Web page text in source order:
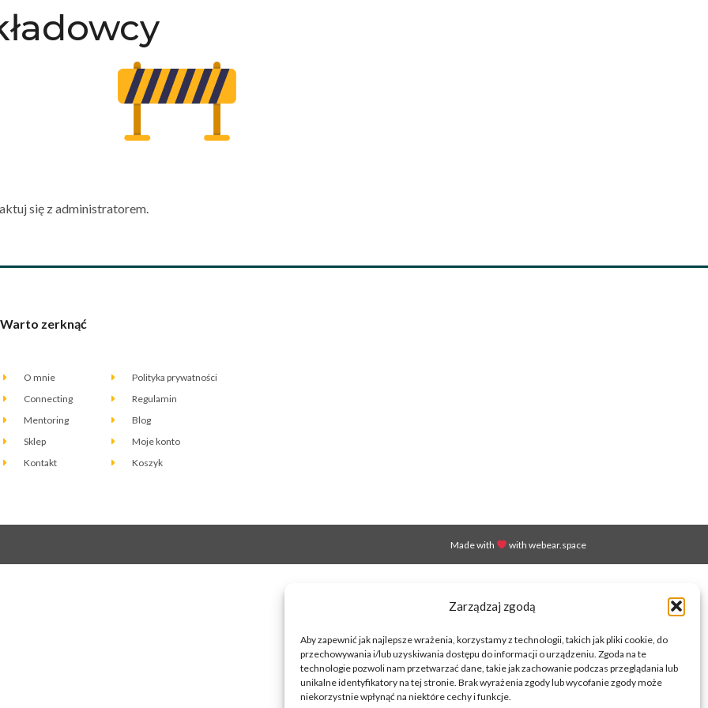
Zarządzaj zgodą
Aby zapewnić jak najlepsze wrażenia, korzystamy z technologii, takich jak pliki cookie, do
przechowywania i/lub uzyskiwania dostępu do informacji o urządzeniu. Zgoda na te
technologie pozwoli nam przetwarzać dane, takie jak zachowanie podczas przeglądania lub
unikalne identyfikatory na tej stronie. Brak wyrażenia zgody lub wycofanie zgody może
niekorzystnie wpłynąć na niektóre cechy i funkcje.
się z administratorem.
Warto zerknąć
O mnie
Connecting
Mentoring
Sklep
Kontakt
Polityka prywatności
Regulamin
Blog
Moje konto
Koszyk
Made with with webear.space